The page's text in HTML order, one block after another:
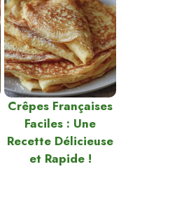
Crêpes Françaises
Faciles : Une
Recette Délicieuse
et Rapide !